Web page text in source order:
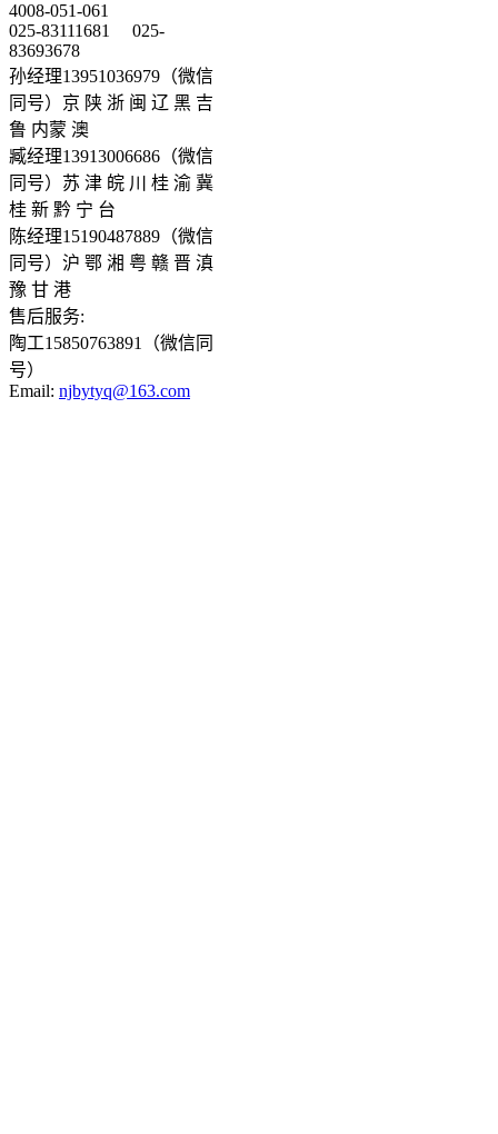
4008-051-061
025-83111681
025-
83693678
孙经理13951036979（微信
同号）京 陕 浙 闽 辽 黑 吉
鲁 内蒙 澳
臧经理13913006686（微信
同号）苏 津 皖 川 桂 渝 冀
桂 新 黔 宁 台
陈经理15190487889（微信
同号）沪 鄂 湘 粤 赣 晋 滇
豫 甘 港
售后服务:
陶工15850763891（微信同
号）
Email: njbytyq@163.com